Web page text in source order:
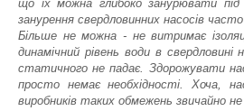
що їх можна глибоко занурювати
занурення свердловинних насосів
Більше не можна - не витримає
динамічний рівень води в свердловині
статичного не падає. Здорожувати
просто немає необхідності. Хоча,
виробників таких обмежень звичайно